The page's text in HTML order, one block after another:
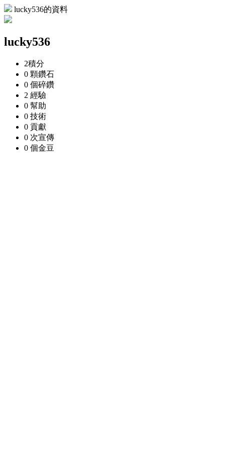
lucky536的資料
lucky536
2積分
0 顆鑽石
0 個碎鑽
2 經驗
0 幫助
0 技術
0 貢獻
0 次宣傳
0 個金豆